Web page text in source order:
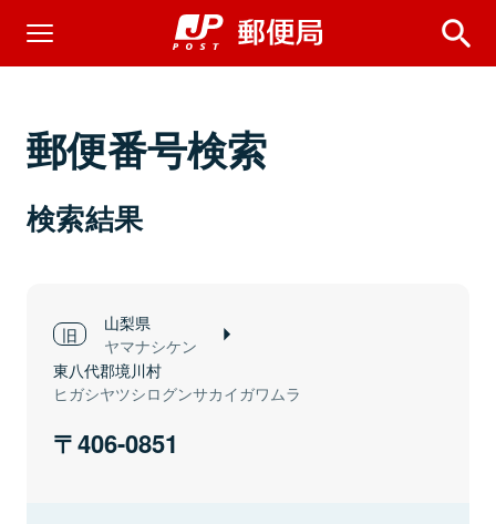
郵便番号検索
検索結果
山梨県
ヤマナシケン
東八代郡境川村
ヒガシヤツシログンサカイガワムラ
406-0851